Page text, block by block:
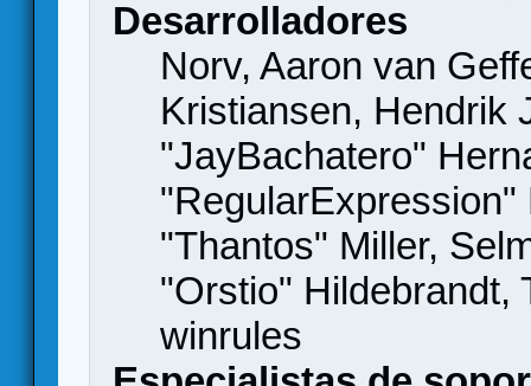
Desarrolladores
Norv, Aaron van
Kristiansen, Hendrik
"JayBachatero"
"Thantos" Miller,
"Orstio" Hildebrandt,
winrules